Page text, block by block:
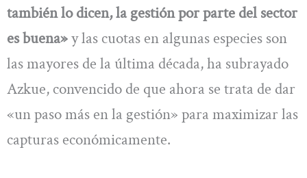
también lo dicen, la gestión por parte del sector
es buena»y las cuotas en algunas especies son
las mayores de la última década, ha subrayado
Azkue, convencido de que ahora se trata de dar
«un paso más en la gestión» para maximizar las
capturas económicamente.